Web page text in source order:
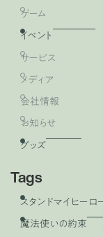
ゲーム
イベント
サービス
メディア
会社情報
お知らせ
グッズ
Tags
スタンドマイヒーロ
魔法使いの約束